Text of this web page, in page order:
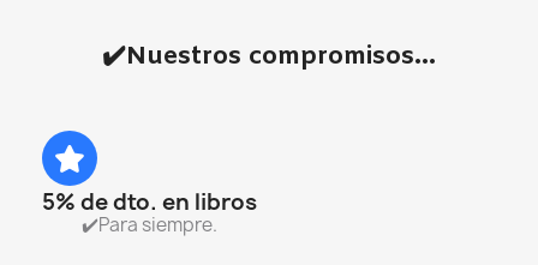
✔️Nuestros compromisos...
5% de dto. en libros
✔️Para siempre.